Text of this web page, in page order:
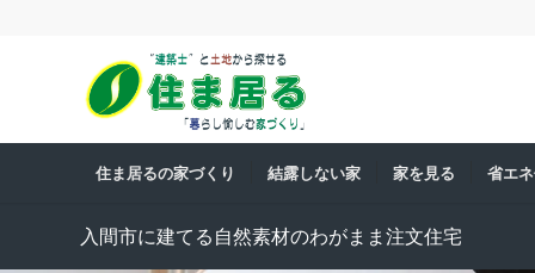
住ま居るの家づくり 結露しない家 家を見る 省エ
入間市に建てる自然素材のわがまま注文住宅